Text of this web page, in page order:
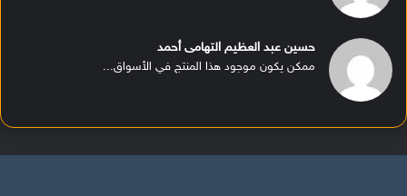
حسين عبد العظيم التهامى أحمد
ممكن يكون موجود هذا المنتج في الأسواق...